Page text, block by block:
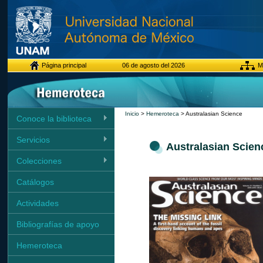
Página principal 06 de agosto del 2026
Conoce la biblioteca
Servicios
Colecciones
Catálogos
Actividades
Bibliografías de apoyo
Hemeroteca
Inicio> Hemeroteca > Australasian Science
Australasian